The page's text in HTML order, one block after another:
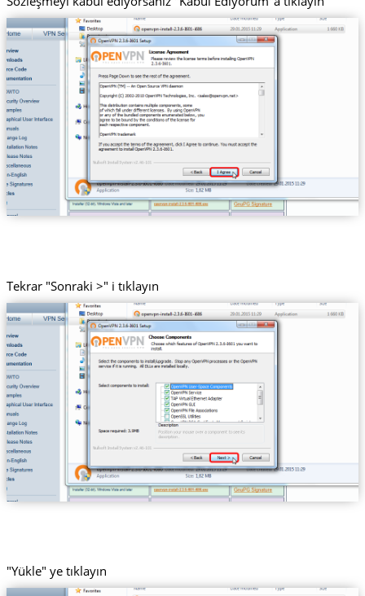
Tekrar "Sonraki >" i tıklayın
"Yükle" ye tıklayın